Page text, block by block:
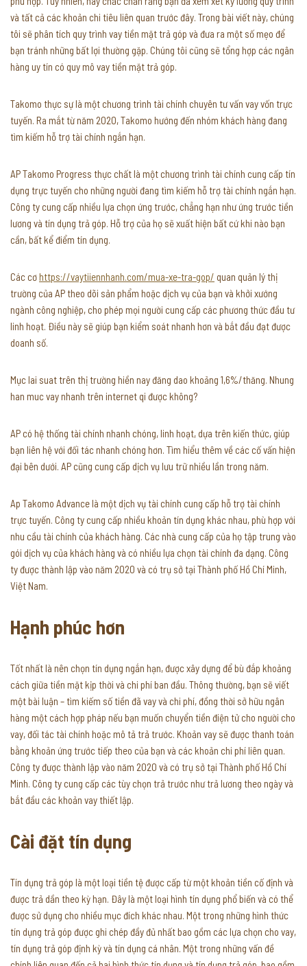
và tất cả các khoản chi tiêu liên quan trước đây. Trong bài viết này, chúng
tôi sẽ phân tích quy trình vay tiền mặt trả góp và đưa ra một số mẹo để
bạn tránh những bất lợi thường gặp. Chúng tôi cũng sẽ tổng hợp các ngân
hàng uy tín có quy mô vay tiền mặt trả góp.
Takomo thực sự là một chương trình tài chính chuyên tư vấn vay vốn trực
tuyến. Ra mắt từ năm 2020, Takomo hướng đến nhóm khách hàng đang
tìm kiếm hỗ trợ tài chính ngắn hạn.
AP Takomo Progress thực chất là một chương trình tài chính cung cấp tín
dụng trực tuyến cho những người đang tìm kiếm hỗ trợ tài chính ngắn hạn.
Công ty cung cấp nhiều lựa chọn ứng trước, chẳng hạn như ứng trước tiền
lương và tín dụng trả góp. Hỗ trợ của họ sẽ xuất hiện bất cứ khi nào bạn
cần, bất kể điểm tín dụng.
Các cơhttps://vaytiiennhanh.com/mua-xe-tra-gop/ quan quản lý thị
trường của AP theo dõi sản phẩm hoặc dịch vụ của bạn và khởi xướng
ngành công nghiệp, cho phép mọi người cung cấp các phương thức đầu tư
linh hoạt. Điều này sẽ giúp bạn kiểm soát nhanh hơn và bắt đầu đạt được
doanh số.
Mục lai suat trên thị trường hiền nay đăng dao khoảng 1,6%/thăng. Nhung
han muc vay nhanh trên internet qi được không?
AP có hệ thống tài chính nhanh chóng, linh hoạt, dựa trên kiến thức, giúp
bạn liên hệ với đối tác nhanh chóng hơn. Tìm hiểu thêm về các cố vấn hiện
đại bên dưới. AP cũng cung cấp dịch vụ lưu trữ nhiều lần trong năm.
Ap Takomo Advance là một dịch vụ tài chính cung cấp hỗ trợ tài chính
trực tuyến. Công ty cung cấp nhiều khoản tín dụng khác nhau, phù hợp với
nhu cầu tài chính của khách hàng. Các nhà cung cấp của họ tập trung vào
gói dịch vụ của khách hàng và có nhiều lựa chọn tài chính đa dạng. Công
ty được thành lập vào năm 2020 và có trụ sở tại Thành phố Hồ Chí Minh,
Việt Nam.
Hạnh phúc hơn
Tốt nhất là nên chọn tín dụng ngắn hạn, được xây dựng để bù đắp khoảng
cách giữa tiền mặt kịp thời và chi phí ban đầu. Thông thường, bạn sẽ viết
một bài luận – tìm kiếm số tiền đã vay và chi phí, đồng thời sở hữu ngân
hàng một cách hợp pháp nếu bạn muốn chuyển tiền điện tử cho người cho
vay, đối tác tài chính hoặc mô tả trả trước. Khoản vay sẽ được thanh toán
bằng khoản ứng trước tiếp theo của bạn và các khoản chi phí liên quan.
Công ty được thành lập vào năm 2020 và có trụ sở tại Thành phố Hồ Chí
Minh. Công ty cung cấp các tùy chọn trả trước như trả lương theo ngày và
bắt đầu các khoản vay thiết lập.
Cài đặt tín dụng
Tín dụng trả góp là một loại tiền tệ được cấp từ một khoản tiền cố định và
được trả dần theo kỳ hạn. Đây là một loại hình tín dụng phổ biến và có thể
được sử dụng cho nhiều mục đích khác nhau. Một trong những hình thức
tín dụng trả góp được ghi chép đầy đủ nhất bao gồm các lựa chọn cho vay,
tín dụng trả góp định kỳ và tín dụng cá nhân. Một trong những vấn đề